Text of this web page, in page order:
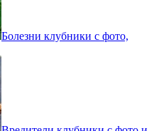
Болезни клубники с фото,